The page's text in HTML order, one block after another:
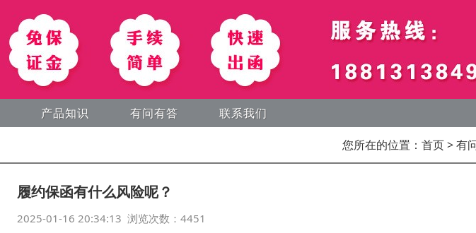
产品知识 有问有答 联系我们
您所在的位置： 首页> 有
履约保函有什么风险呢？
2025-01-16 20:34:13 浏览次数：4451